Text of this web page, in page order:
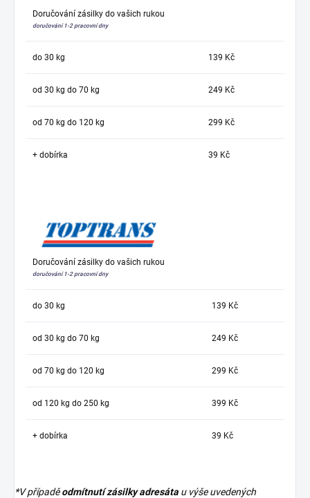
Doručování zásilky do vašich rukou
doručování 1-2 pracovní dny
do 30 kg 139 Kč
od 30 kg do 70 kg 249 Kč
od 70 kg do 120 kg 299 Kč
+ dobírka 39 Kč
Doručování zásilky do vašich rukou
doručování 1-2 pracovní dny
do 30 kg 139 Kč
od 30 kg do 70 kg 249 Kč
od 70 kg do 120 kg 299 Kč
od 120 kg do 250 kg 399 Kč
+ dobírka 39 Kč
*V případěodmítnutí zásilky adresáta u výše uvedených